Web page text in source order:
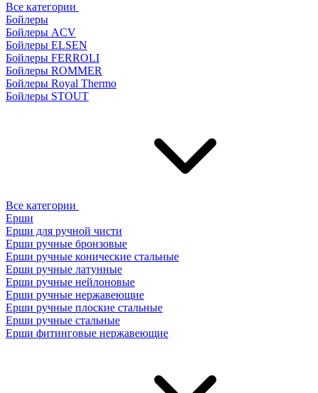
Все категории
Бойлеры
Бойлеры ACV
Бойлеры ELSEN
Бойлеры FERROLI
Бойлеры ROMMER
Бойлеры Royal Thermo
Бойлеры STOUT
Все категории
Ерши
Ерши для ручной чисти
Ерши ручные бронзовые
Ерши ручные конические стальные
Ерши ручные латунные
Ерши ручные нейлоновые
Ерши ручные нержавеющие
Ерши ручные плоские стальные
Ерши ручные стальные
Ерши фитинговые нержавеющие